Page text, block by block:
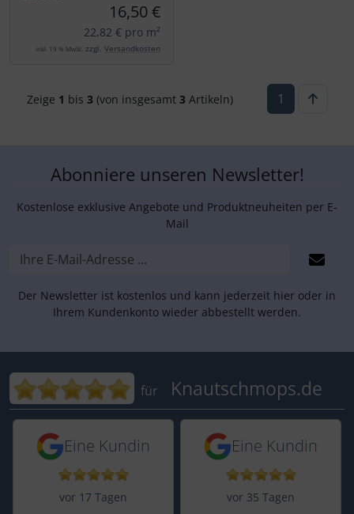
16,50 €
22,82 € pro m²
inkl. 19 % MwSt. zzgl. Versandkosten
Zeige 1 bis 3(von insgesamt 3Artikeln) 1
Abonniere unseren Newsletter!
Kostenlose exklusive Angebote und Produktneuheiten per E-
Mail
Der Newsletter ist kostenlos und kann jederzeit hier oder in
Ihrem Kundenkonto wieder abbestellt werden.
Bewertungen für Knautschmops.de:
für Knautschmops.de
5 von 5 Sternen von einer Kundin vor
Eine Kundin
vor 17 Tagen
5 von 5 Sternen
Eine Kundin
vor 35 Tagen